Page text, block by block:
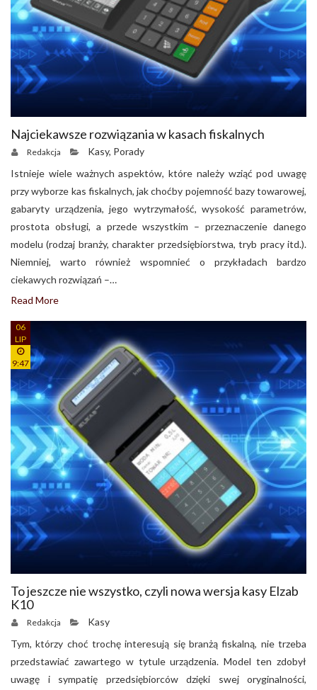
Najciekawsze rozwiązania w kasach fiskalnych
Redakcja Kasy, Porady
Istnieje wiele ważnych aspektów, które należy wziąć pod uwagę
przy wyborze kas fiskalnych, jak choćby pojemność bazy towarowej,
gabaryty urządzenia, jego wytrzymałość, wysokość parametrów,
prostota obsługi, a przede wszystkim – przeznaczenie danego
modelu (rodzaj branży, charakter przedsiębiorstwa, tryb pracy itd.).
Niemniej, warto również wspomnieć o przykładach bardzo
ciekawych rozwiązań –…
Read More
06
LIP
9:47
To jeszcze nie wszystko, czyli nowa wersja kasy Elzab
K10
Redakcja
Kasy
Tym, którzy choć trochę interesują się branżą fiskalną, nie trzeba
przedstawiać zawartego w tytule urządzenia. Model ten zdobył
uwagę i sympatię przedsiębiorców dzięki swej oryginalności,